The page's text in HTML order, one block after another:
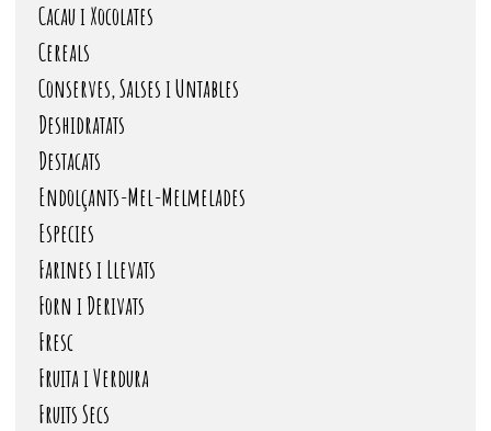
Cacau i Xocolates
Cereals
Conserves, Salses i Untables
Deshidratats
Destacats
Endolçants-Mel-Melmelades
Especies
Farines i Llevats
Forn i Derivats
Fresc
Fruita i Verdura
Fruits Secs